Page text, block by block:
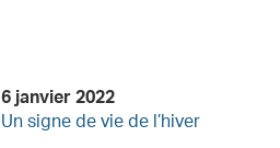
6 janvier 2022
Un signe de vie de l’hiver